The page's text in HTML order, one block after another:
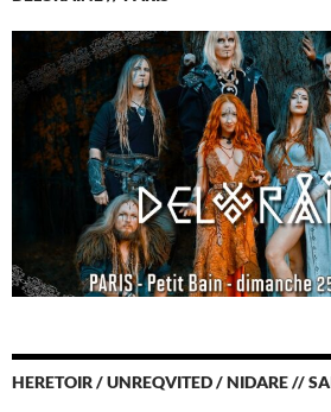
HERETOIR / UNREQVITED / NIDARE //